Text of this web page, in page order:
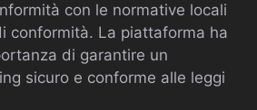
con le normative locali
conformità. La piattaforma ha
di garantire un
sicuro e conforme alle leggi